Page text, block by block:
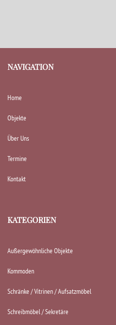
NAVIGATION
Home
Objekte
Über Uns
Termine
Kontakt
KATEGORIEN
Außergewöhnliche Objekte
Kommoden
Schränke / Vitrinen / Aufsatzmöbel
Schreibmöbel / Sekretäre